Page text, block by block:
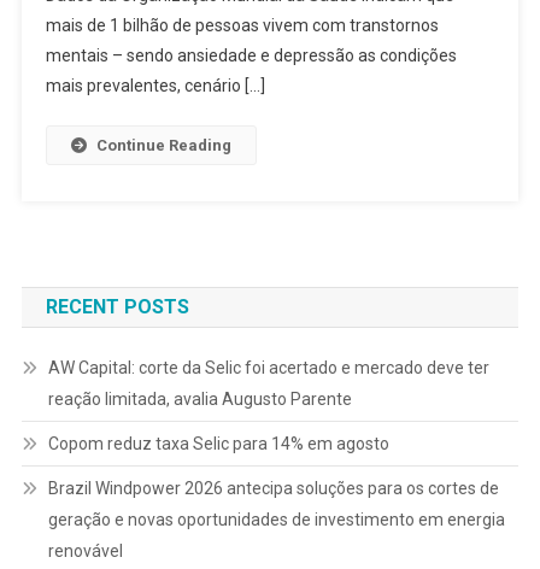
mais de 1 bilhão de pessoas vivem com transtornos
mentais – sendo ansiedade e depressão as condições
mais prevalentes, cenário […]
Continue Reading
RECENT POSTS
AW Capital: corte da Selic foi acertado e mercado deve ter
reação limitada, avalia Augusto Parente
Copom reduz taxa Selic para 14% em agosto
Brazil Windpower 2026 antecipa soluções para os cortes de
geração e novas oportunidades de investimento em energia
renovável